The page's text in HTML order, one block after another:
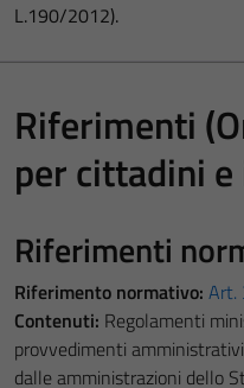
L.190/2012).
Riferimenti
per cittadini
Riferimenti
Riferimento normativo: Art.
Contenuti: Regolamenti
provvedimenti
dalle amministrazioni dello